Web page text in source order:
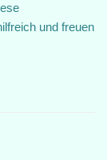
und freuen